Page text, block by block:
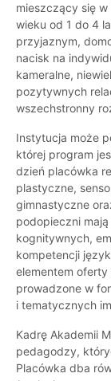
mieszczący się
wieku od 1 do 4
przyjaznym,
nacisk na
kameralne,
pozytywnych
wszechstronny
Instytucja może
której program
dzień placówka
plastyczne,
gimnastyczne
podopieczni
kognitywnych,
kompetencji
elementem
prowadzone w
i tematycznych
Kadrę Akademii
pedagodzy,
Placówka dba